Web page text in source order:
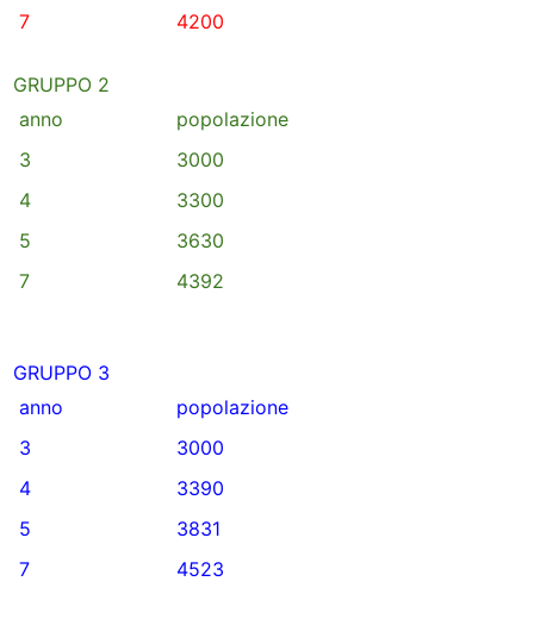
﻿7
4200﻿
anno﻿
popolazione﻿
3﻿
3000﻿
﻿4
3300﻿
﻿5
3630﻿
﻿7
4392﻿
anno﻿
popolazione﻿
3﻿
3000﻿
﻿4
3390﻿
﻿5
3831
﻿7
4523